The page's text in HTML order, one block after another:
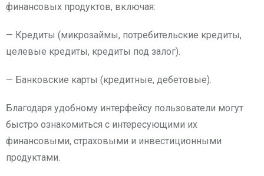
финансовых продуктов, включая:
— Кредиты (микрозаймы, потребительские кредиты,
целевые кредиты, кредиты под залог).
— Банковские карты (кредитные, дебетовые).
Благодаря удобному интерфейсу пользователи могут
быстро ознакомиться с интересующими их
финансовыми, страховыми и инвестиционными
продуктами.